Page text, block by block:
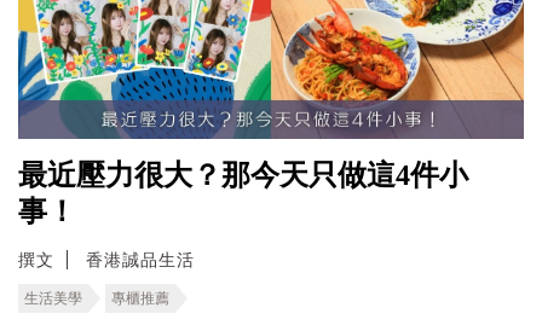
最近壓力很大？那今天只做這4件小
事！
撰文 香港誠品生活
生活美學 專櫃推薦